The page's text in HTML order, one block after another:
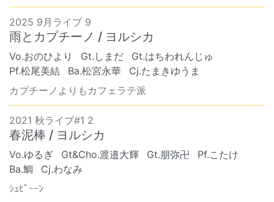
2025 9月ライブ 9
雨とカプチーノ / ヨルシカ
Vo.おのひより Gt.しまだ
Gt.はちわれんじゅ
Pf.松尾美結
Ba.松宮永華
Cj.たまきゆうま
カプチーノよりもカフェラテ派
2021 秋ライブ#1 2
春泥棒 / ヨルシカ
Vo.ゆるぎ Gt&Cho.渡邉大輝 Gt.朋弥卍
Pf.こたけ
Ba.鯛
Cj.わなみ
ｼｭﾋﾟｰｰﾝ